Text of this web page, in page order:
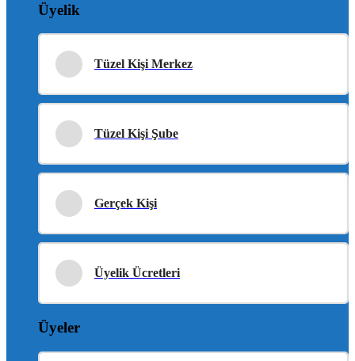
Üyelik
Tüzel Kişi Merkez
Tüzel Kişi Şube
Gerçek Kişi
Üyelik Ücretleri
Üyeler